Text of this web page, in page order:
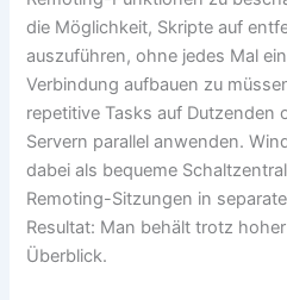
die Möglichkeit, Skripte auf
auszuführen, ohne jedes Mal
Verbindung aufbauen zu
repetitive Tasks auf Dutzenden
Servern parallel anwenden.
dabei als bequeme
Remoting-Sitzungen in
Resultat: Man behält trotz
Überblick.